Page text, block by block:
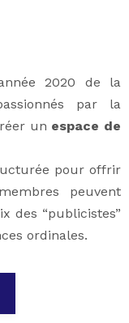
2020 de la
par la
un espace de
pour offrir
peuvent
des “publicistes”
ordinales.